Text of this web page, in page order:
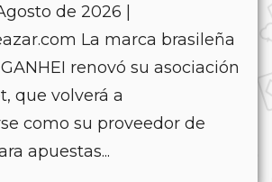
de 2026 |
La marca brasileña
renovó su asociación
que volverá a
como su proveedor de
apuestas...